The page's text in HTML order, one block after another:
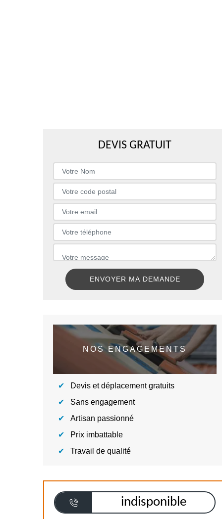
DEVIS GRATUIT
NOS ENGAGEMENTS
Devis et déplacement gratuits
Sans engagement
Artisan passionné
Prix imbattable
Travail de qualité
indisponible